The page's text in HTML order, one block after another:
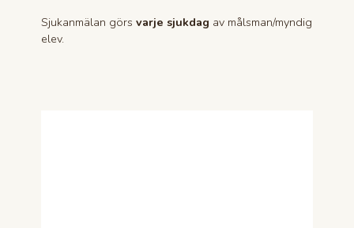
Sjukanmälan görs varje sjukdag av målsman/myndig
elev.